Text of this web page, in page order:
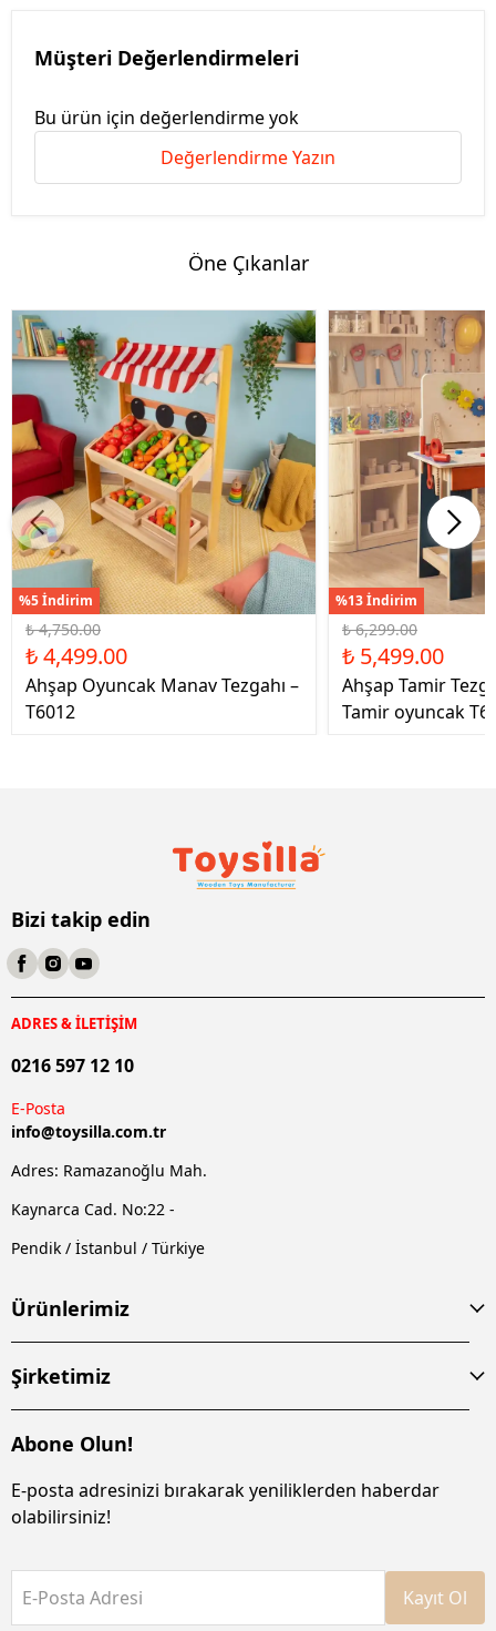
Müşteri Değerlendirmeleri
Bu ürün için değerlendirme yok
Değerlendirme Yazın
Öne Çıkanlar
%5 İndirim
₺ 4,750.00
₺ 4,499.00
Ahşap Oyuncak Manav Tezgahı –
T6012
%13 İndirim
₺ 6,299.00
₺ 5,499.00
Ahşap Tamir
Tamir oyuncak
Bizi takip edin
ADRES & İLETİŞİM
0216 597 12 10
E-Posta
info@toysilla.com.tr
Adres: Ramazanoğlu Mah.
Kaynarca Cad. No:22 -
Pendik / İstanbul / Türkiye
Ürünlerimiz
Şirketimiz
Abone Olun!
E-posta adresinizi bırakarak yeniliklerden haberdar
olabilirsiniz!
E-Posta Adresi Kayıt Ol